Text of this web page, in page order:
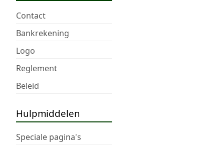
Contact
Bankrekening
Logo
Reglement
Beleid
Hulpmiddelen
Speciale pagina's